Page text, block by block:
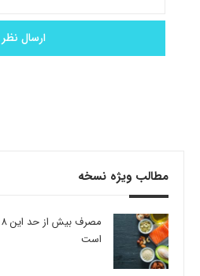
مطالب ویژه نسخه
است